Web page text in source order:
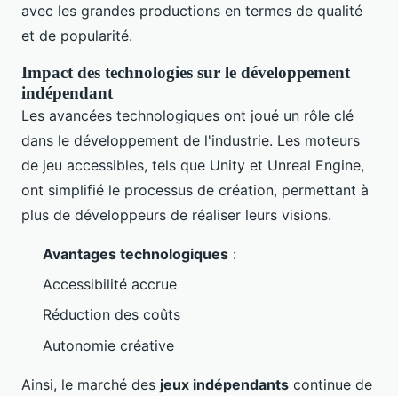
avec les grandes productions en termes de qualité
et de popularité.
Impact des technologies sur le développement
indépendant
Les avancées technologiques ont joué un rôle clé
dans le développement de l'industrie. Les moteurs
de jeu accessibles, tels que Unity et Unreal Engine,
ont simplifié le processus de création, permettant à
plus de développeurs de réaliser leurs visions.
Avantages technologiques :
Accessibilité accrue
Réduction des coûts
Autonomie créative
Ainsi, le marché des jeux indépendants continue de